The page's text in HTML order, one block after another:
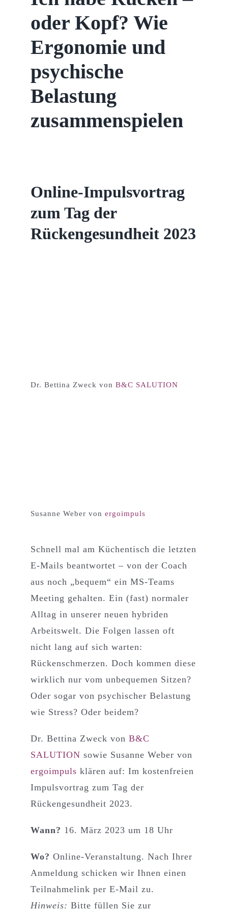
PGB und mehr: Unsere Leistungen
Methode
Team
Kontakt
oder Kopf? Wie
Ergonomie und
psychische
Belastung
zusammenspielen
Online-Impulsvortrag
zum Tag der
Rückengesundheit 2023
Dr. Bettina Zweck von B&C SALUTION
Susanne Weber von ergoimpuls
Schnell mal am Küchentisch die letzten
E-Mails beantwortet – von der Coach
aus noch „bequem“ ein MS-Teams
Meeting gehalten. Ein (fast) normaler
Alltag in unserer neuen hybriden
Arbeitswelt. Die Folgen lassen oft
nicht lang auf sich warten:
Rückenschmerzen. Doch kommen diese
wirklich nur vom unbequemen Sitzen?
Oder sogar von psychischer Belastung
wie Stress? Oder beidem?
Dr. Bettina Zweck von B&C
SALUTION sowie Susanne Weber von
ergoimpuls klären auf: Im kostenfreien
Impulsvortrag zum Tag der
Rückengesundheit 2023.
Wann? 16. März 2023 um 18 Uhr
Wo? Online-Veranstaltung. Nach Ihrer
Anmeldung schicken wir Ihnen einen
Teilnahmelink per E-Mail zu.
Hinweis: Bitte füllen Sie zur